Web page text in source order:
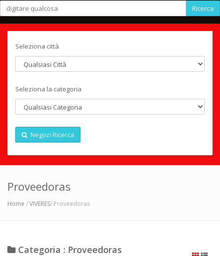
Ricerca
Seleziona città
Seleziona la categoria
Negozi Ricerca
Proveedoras
Home /VIVERES/ Proveedoras
Categoria : Proveedoras